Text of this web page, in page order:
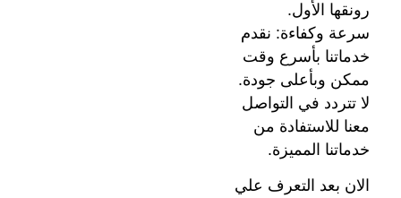
رونقها الأول.
سرعة وكفاءة: نقدم
خدماتنا بأسرع وقت
ممكن وبأعلى جودة.
لا تتردد في التواصل
معنا للاستفادة من
خدماتنا المميزة.
الان بعد التعرف علي